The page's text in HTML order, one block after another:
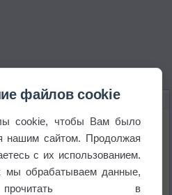
файлов cookie
cookie, чтобы Вам было
нашим сайтом. Продолжая
с их использованием.
мы обрабатываем данные,
в